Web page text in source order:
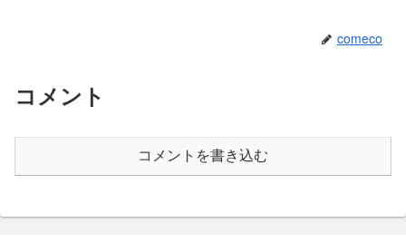
comeco
コメント
コメントを書き込む